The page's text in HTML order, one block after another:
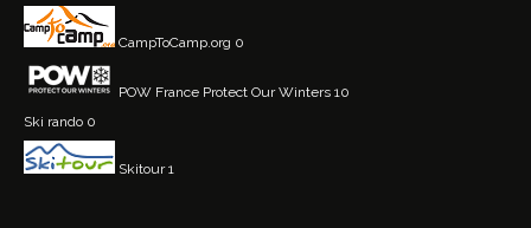
CampToCamp.org 0
POW France Protect Our Winters 10
Ski rando 0
Skitour1